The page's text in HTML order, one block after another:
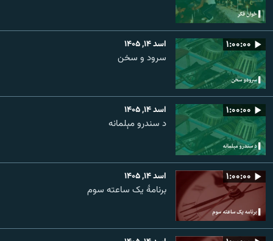
۱:۰۰:۰۰ اسد ۱۴, ۱۴۰۵
سرود و سخن
۱:۰۰:۰۰ اسد ۱۴, ۱۴۰۵
د سندرو مېلمانه
۱:۰۰:۰۰ اسد ۱۴, ۱۴۰۵
برنامۀ یک ساعته سوم